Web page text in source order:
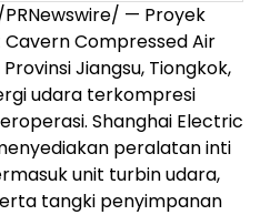
PRNewswire/ — Proyek
Compressed Air
Jiangsu, Tiongkok,
udara terkompresi
Shanghai Electric
peralatan inti
unit turbin udara,
tangki penyimpanan